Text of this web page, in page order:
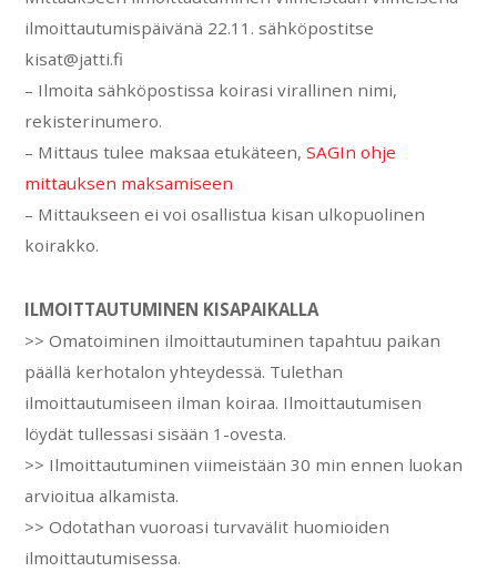
ilmoittautumispäivänä 22.11. sähköpostitse
kisat@jatti.fi
– Ilmoita sähköpostissa koirasi virallinen nimi,
rekisterinumero.
– Mittaus tulee maksaa etukäteen,SAGIn ohje
mittauksen maksamiseen
– Mittaukseen ei voi osallistua kisan ulkopuolinen
koirakko.
ILMOITTAUTUMINEN KISAPAIKALLA
>> Omatoiminen ilmoittautuminen tapahtuu paikan
päällä kerhotalon yhteydessä. Tulethan
ilmoittautumiseen ilman koiraa. Ilmoittautumisen
löydät tullessasi sisään 1-ovesta.
>> Ilmoittautuminen viimeistään 30 min ennen luokan
arvioitua alkamista.
>> Odotathan vuoroasi turvavälit huomioiden
ilmoittautumisessa.